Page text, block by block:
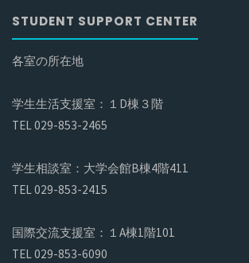
STUDENT SUPPORT CENTER
各室の所在地
学生生活支援室：１D棟３階
TEL 029-853-2465
学生相談室：大学会館B棟4階411
TEL 029-853-2415
国際交流支援室：１A棟1階101
TEL 029-853-6090